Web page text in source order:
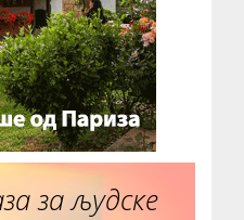
за људске